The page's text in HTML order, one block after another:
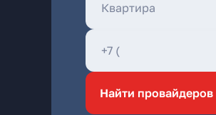
Найти провайдеров